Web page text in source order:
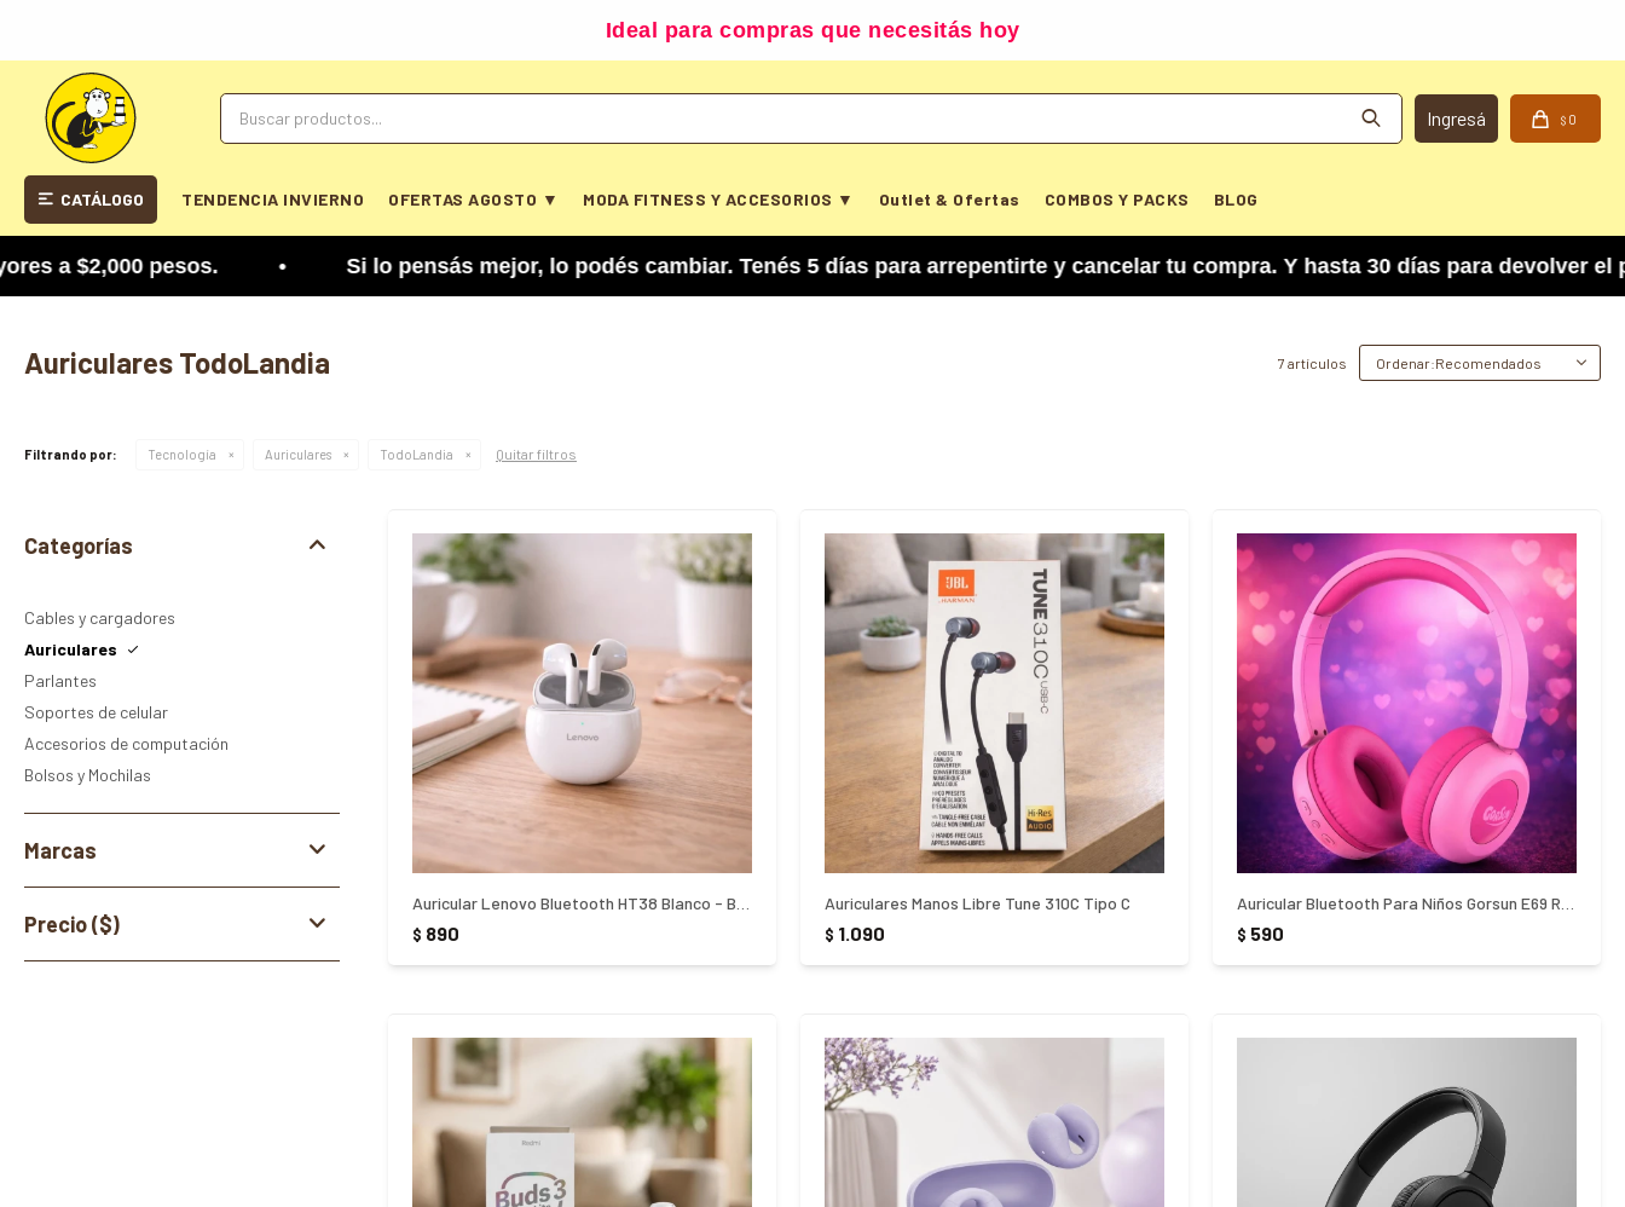
Ideal para compras que necesitás hoy
CATÁLOGO TENDENCIA INVIERNO OFERTAS AGOSTO ▼ MODA FITNESS Y ACCESORIOS ▼ Outlet & Ofertas COMBOS Y PACKS BLOG
$ 0
a $2,000 pesos. • Si lo pensás mejor, lo podés cambiar. Tenés 5 días para arrepentirte y cancelar tu compra. Y hasta 30 días para devolver el
Auriculares TodoLandia 7 artículos Recomendados
Filtrando por: Tecnología Auriculares TodoLandia Quitar filtros
$ 890
Auriculares Manos Libre Tune 310C Tipo C
$ 1.090 $ 590
Categorías
Cables y cargadores
Auriculares
Parlantes
Soportes de celular
Accesorios de computación
Bolsos y Mochilas
Marcas
Precio($)